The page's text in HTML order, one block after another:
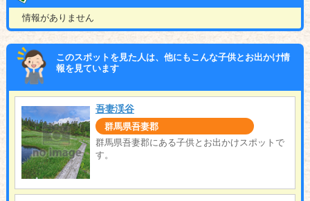
情報がありません
このスポットを見た人は、他にもこんな子供とお出かけ情
報を見ています
吾妻渓谷
群馬県吾妻郡
群馬県吾妻郡にある子供とお出かけスポットで
す。